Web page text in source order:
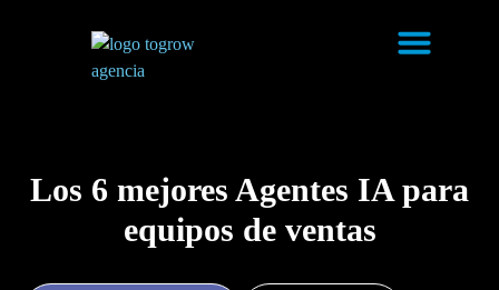
Los 6 mejores Agentes IA para
equipos de ventas